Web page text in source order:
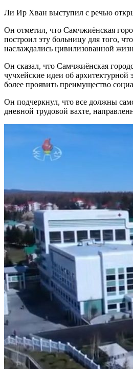
Ли Ир Хван выступил с речью
Он отметил, что Самчжиёнская
построил эту больницу для того,
наслаждались цивилизованной
Он сказал, что Самчжиёнская
чучхейские идеи об
более проявить преимущество
Он подчеркнул, что все должны
дневной трудовой вахте,